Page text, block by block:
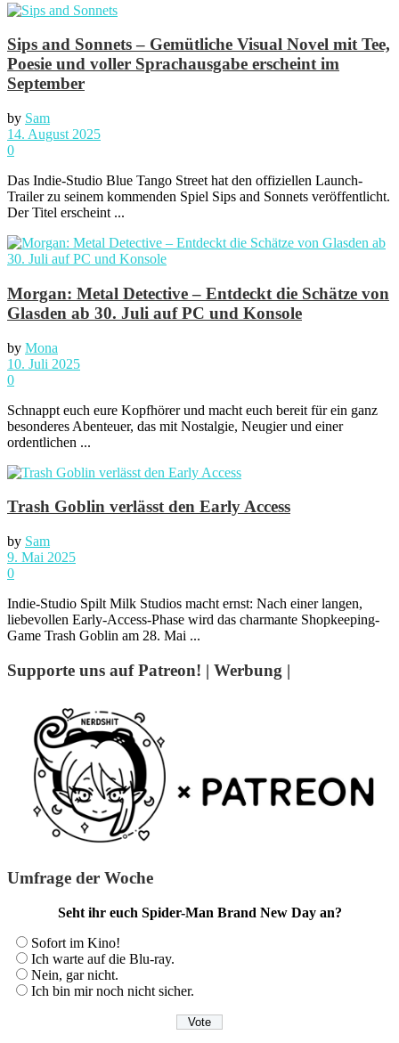
Sips and Sonnets – Gemütliche Visual Novel mit Tee,
Poesie und voller Sprachausgabe erscheint im
September
by Sam
14. August 2025
0
Das Indie-Studio Blue Tango Street hat den offiziellen Launch-
Trailer zu seinem kommenden Spiel Sips and Sonnets veröffentlicht.
Der Titel erscheint ...
Morgan: Metal Detective – Entdeckt die Schätze von
Glasden ab 30. Juli auf PC und Konsole
by Mona
10. Juli 2025
0
Schnappt euch eure Kopfhörer und macht euch bereit für ein ganz
besonderes Abenteuer, das mit Nostalgie, Neugier und einer
ordentlichen ...
Trash Goblin verlässt den Early Access
by Sam
9. Mai 2025
0
Indie-Studio Spilt Milk Studios macht ernst: Nach einer langen,
liebevollen Early-Access-Phase wird das charmante Shopkeeping-
Game Trash Goblin am 28. Mai ...
Supporte uns auf Patreon! | Werbung |
Umfrage der Woche
Seht ihr euch Spider-Man Brand New Day an?
Sofort im Kino!
Ich warte auf die Blu-ray.
Nein, gar nicht.
Ich bin mir noch nicht sicher.